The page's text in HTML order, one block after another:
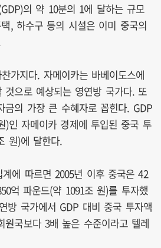
의 약 10분의 1에 달하는 규모
, 하수구 등의 시설은 이미 중국의
가지다. 자메이카는 바베이도스에
것으로 예상되는 영연방 국가다. 또
금의 가장 큰 수혜자로 꼽힌다. GDP
)인 자메이카 경제에 투입된 중국 투
원)에 달한다.
에 따르면 2005년 이후 중국은 42
억 파운드(약 1091조 원)를 투자했
방 국가에서 GDP 대비 중국 투자액
원국보다 3배 높은 수준이라고 텔레